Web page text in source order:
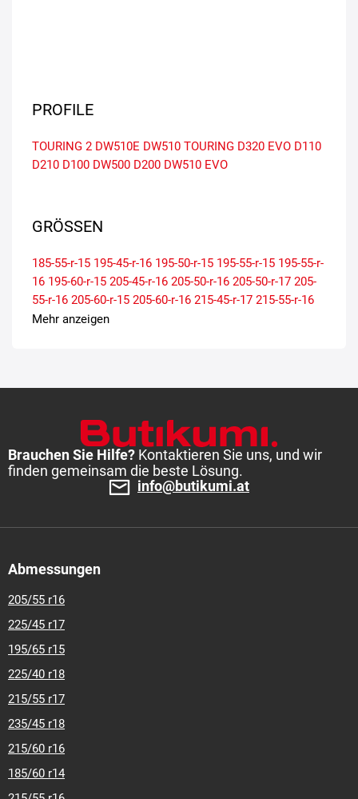
PROFILE
TOURING 2 DW510E DW510 TOURING D320 EVO D110
D210 D100 DW500 D200 DW510 EVO
GRÖSSEN
185-55-r-15 195-45-r-16 195-50-r-15 195-55-r-15 195-55-r-
16 195-60-r-15 205-45-r-16 205-50-r-16 205-50-r-17 205-
55-r-16 205-60-r-15 205-60-r-16 215-45-r-17 215-55-r-16
215-55-r-17 225-40-r-18
Mehr anzeigen
Brauchen Sie Hilfe? Kontaktieren Sie uns, und wir
finden gemeinsam die beste Lösung.
info@butikumi.at
Abmessungen
205/55 r16
225/45 r17
195/65 r15
225/40 r18
215/55 r17
235/45 r18
215/60 r16
185/60 r14